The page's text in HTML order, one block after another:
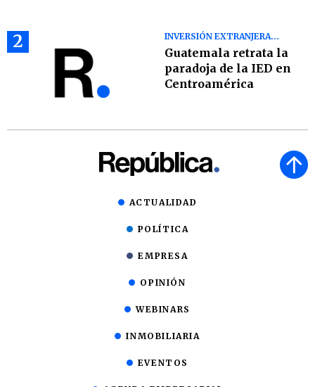
2
INVERSIÓN EXTRANJERA
DIRECTA
Guatemala retrata la
paradoja de la IED en
Centroamérica
ACTUALIDAD
POLÍTICA
EMPRESA
OPINIÓN
WEBINARS
INMOBILIARIA
EVENTOS